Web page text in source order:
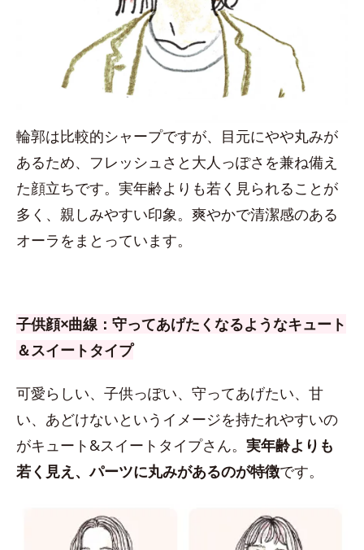
輪郭は比較的シャープですが、目元にやや丸みが
あるため、フレッシュさと大人っぽさを兼ね備え
た顔立ちです。実年齢よりも若く見られることが
多く、親しみやすい印象。爽やかで清潔感のある
オーラをまとっています。
子供顔×曲線：守ってあげたくなるようなキュート
＆スイートタイプ
可愛らしい、子供っぽい、守ってあげたい、甘
い、あどけないというイメージを持たれやすいの
がキュート&スイートタイプさん。 実年齢よりも
若く見え、パーツに丸みがあるのが特徴です。